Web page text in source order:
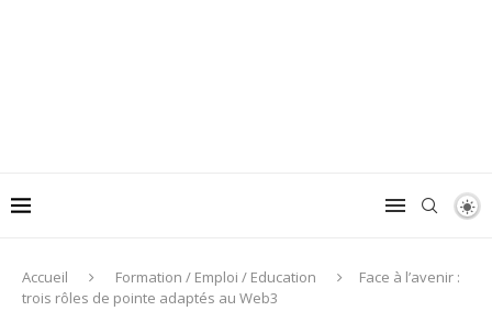
Accueil Formation / Emploi / Education
Face à l’avenir :
trois rôles de pointe adaptés au Web3